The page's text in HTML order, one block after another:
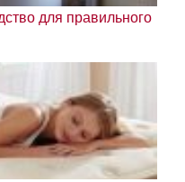
для правильного